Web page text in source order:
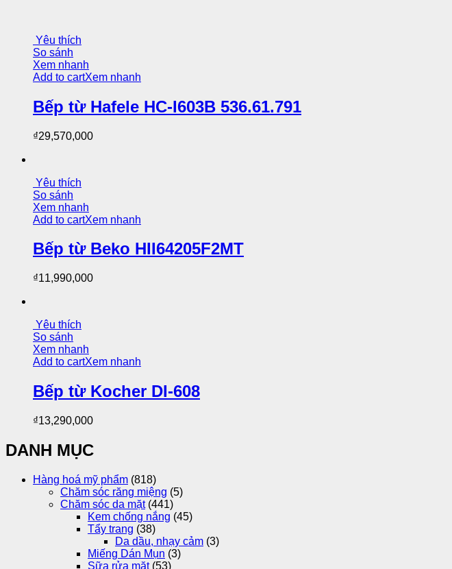
Yêu thích
So sánh
Xem nhanh
Add to cartXem nhanh
Bếp từ Hafele HC-I603B 536.61.791
₫29,570,000
Yêu thích
So sánh
Xem nhanh
Add to cartXem nhanh
Bếp từ Beko HII64205F2MT
₫11,990,000
Yêu thích
So sánh
Xem nhanh
Add to cartXem nhanh
Bếp từ Kocher DI-608
₫13,290,000
DANH MỤC
Hàng hoá mỹ phẩm (818)
Chăm sóc răng miệng (5)
Chăm sóc da mặt (441)
Kem chống nắng (45)
Tẩy trang (38)
Da dầu, nhạy cảm (3)
Miếng Dán Mụn (3)
Sữa rửa mặt (53)